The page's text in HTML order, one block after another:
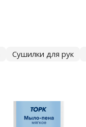
Сушилки для рук